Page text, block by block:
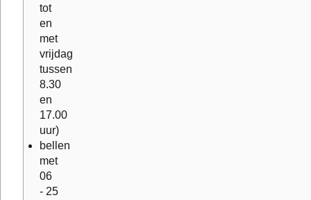
tot
en
met
vrijdag
tussen
8.30
en
17.00
uur)
bellen
met
06
- 25